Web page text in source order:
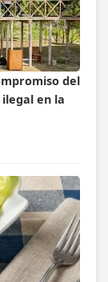
del
en la